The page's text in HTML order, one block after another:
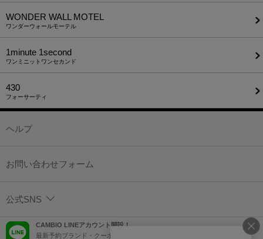
WONDER WALL MOTEL
ワンダーウォールモーテル
1minute​ 1second
ワンミニットワンセカンド
430
フォーサーティ
ヘルプ
お問い合わせフォーム
公式SNS
CAMBIO LINEアカウント開設！
最新予約ブランド・クーポン情報などを配信！